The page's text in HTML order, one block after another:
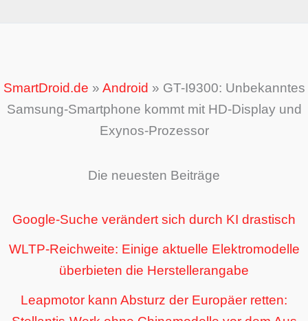
SmartDroid.de » Android » GT-I9300: Unbekanntes
Samsung-Smartphone kommt mit HD-Display und
Exynos-Prozessor
Die neuesten Beiträge
Google-Suche verändert sich durch KI drastisch
WLTP-Reichweite: Einige aktuelle Elektromodelle
überbieten die Herstellerangabe
Leapmotor kann Absturz der Europäer retten: